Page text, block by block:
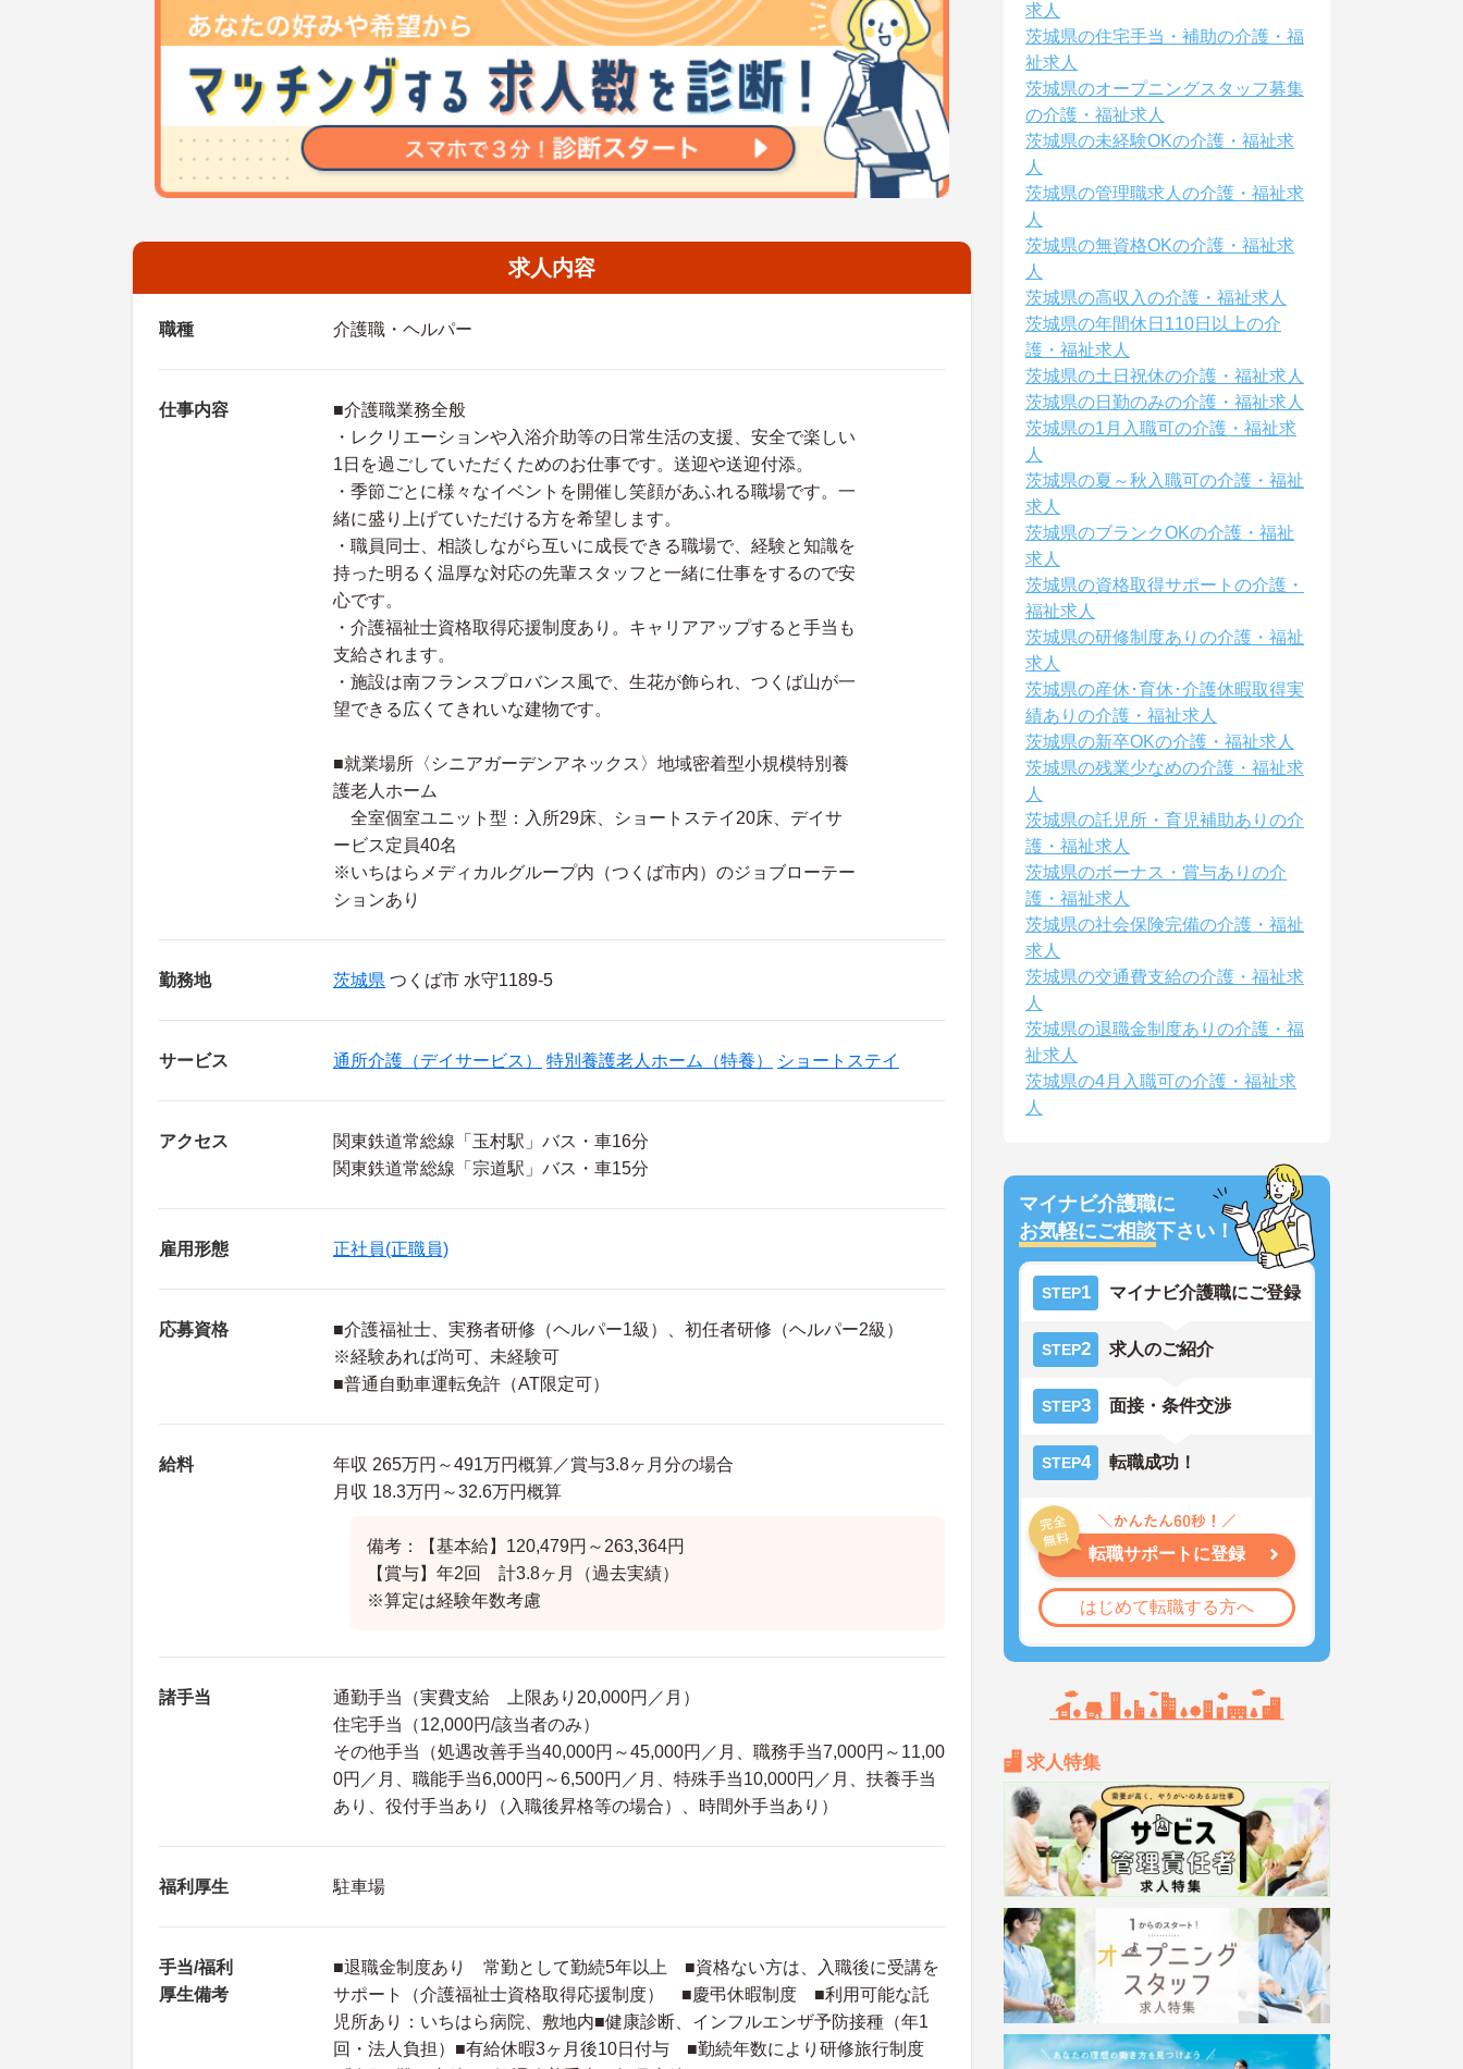
求人内容
職種 介護職・ヘルパー
仕事内容
■介護職業務全般
・レクリエーションや入浴介助等の日常生活の支援、安全で楽しい
1日を過ごしていただくためのお仕事です。送迎や送迎付添。
・季節ごとに様々なイベントを開催し笑顔があふれる職場です。一
緒に盛り上げていただける方を希望します。
・職員同士、相談しながら互いに成長できる職場で、経験と知識を
持った明るく温厚な対応の先輩スタッフと一緒に仕事をするので安
心です。
・介護福祉士資格取得応援制度あり。キャリアアップすると手当も
支給されます。
・施設は南フランスプロバンス風で、生花が飾られ、つくば山が一
望できる広くてきれいな建物です。
■就業場所〈シニアガーデンアネックス〉地域密着型小規模特別養
護老人ホーム
全室個室ユニット型：入所29床、ショートステイ20床、デイサ
ービス定員40名
※いちはらメディカルグループ内（つくば市内）のジョブローテー
ションあり
勤務地 茨城県 つくば市 水守1189-5
サービス 通所介護（デイサービス） 特別養護老人ホーム（特養） ショートステイ
アクセス
関東鉄道常総線「玉村駅」バス・車16分
関東鉄道常総線「宗道駅」バス・車15分
雇用形態 正社員(正職員)
応募資格
■介護福祉士、実務者研修（ヘルパー1級）、初任者研修（ヘルパー2級）
※経験あれば尚可、未経験可
■普通自動車運転免許（AT限定可）
給料
年収 265万円～491万円概算／賞与3.8ヶ月分の場合
月収 18.3万円～32.6万円概算
備考：【基本給】120,479円～263,364円
【賞与】年2回 計3.8ヶ月（過去実績）
※算定は経験年数考慮
諸手当
通勤手当（実費支給 上限あり20,000円／月）
住宅手当（12,000円/該当者のみ）
その他手当（処遇改善手当40,000円～45,000円／月、職務手当7,000円～11,00
0円／月、職能手当6,000円～6,500円／月、特殊手当10,000円／月、扶養手当
あり、役付手当あり（入職後昇格等の場合）、時間外手当あり）
福利厚生 駐車場
手当/福利
厚生備考
■退職金制度あり 常勤として勤続5年以上 ■資格ない方は、入職後に受講を
サポート（介護福祉士資格取得応援制度） ■慶弔休暇制度 ■利用可能な託
児所あり：いちはら病院、敷地内■健康診断、インフルエンザ予防接種（年1
回・法人負担）■有給休暇3ヶ月後10日付与 ■勤続年数により研修旅行制度
求人
茨城県の住宅手当・補助の介護・福
祉求人
茨城県のオープニングスタッフ募集
の介護・福祉求人
茨城県の未経験OKの介護・福祉求
人
茨城県の管理職求人の介護・福祉求
人
茨城県の無資格OKの介護・福祉求
人
茨城県の高収入の介護・福祉求人
茨城県の年間休日110日以上の介
護・福祉求人
茨城県の土日祝休の介護・福祉求人
茨城県の日勤のみの介護・福祉求人
茨城県の1月入職可の介護・福祉求
人
茨城県の夏～秋入職可の介護・福祉
求人
茨城県のブランクOKの介護・福祉
求人
茨城県の資格取得サポートの介護・
福祉求人
茨城県の研修制度ありの介護・福祉
求人
茨城県の産休･育休･介護休暇取得実
績ありの介護・福祉求人
茨城県の新卒OKの介護・福祉求人
茨城県の残業少なめの介護・福祉求
人
茨城県の託児所・育児補助ありの介
護・福祉求人
茨城県のボーナス・賞与ありの介
護・福祉求人
茨城県の社会保険完備の介護・福祉
求人
茨城県の交通費支給の介護・福祉求
人
茨城県の退職金制度ありの介護・福
祉求人
茨城県の4月入職可の介護・福祉求
人
マイナビ介護職に
お気軽にご相談下さい！
STEP1 マイナビ介護職にご登録
STEP2 求人のご紹介
STEP3 面接・条件交渉
STEP4 転職成功！
転職サポートに登録
はじめて転職する方へ
求人特集